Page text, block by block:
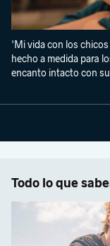
'Mi vida con los
hecho a medida para
encanto intacto con
Todo lo que